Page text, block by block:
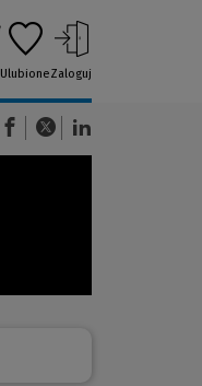
UlubioneZaloguj
(Nowe okno)(Link do innej strony)